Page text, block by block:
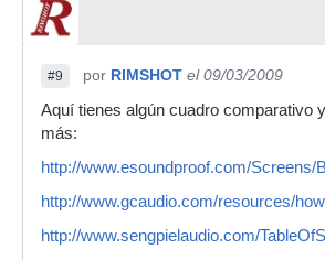
#9 por RIMSHOT el 09/03/2009
Aquí tienes algún cuadro comparativo
más:
http://www.esoundproof.com/Screens/
http://www.gcaudio.com/resources/
http://www.sengpielaudio.com/